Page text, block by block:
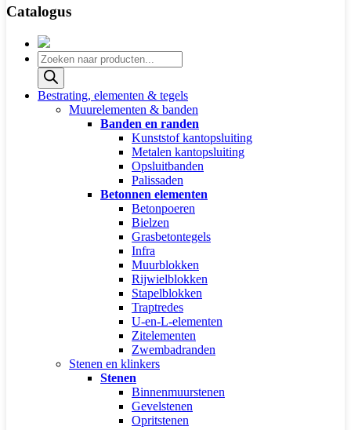
Catalogus
Producten
zoeken
Bestrating, elementen & tegels
Muurelementen & banden
Banden en randen
Kunststof kantopsluiting
Metalen kantopsluiting
Opsluitbanden
Palissaden
Betonnen elementen
Betonpoeren
Bielzen
Grasbetontegels
Infra
Muurblokken
Rijwielblokken
Stapelblokken
Traptredes
U-en-L-elementen
Zitelementen
Zwembadranden
Stenen en klinkers
Stenen
Binnenmuurstenen
Gevelstenen
Opritstenen